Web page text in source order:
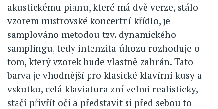
akustickému pianu, které má dvě verze, stálo
vzorem mistrovské koncertní křídlo, je
samplováno metodou tzv. dynamického
samplingu, tedy intenzita úhozu rozhoduje o
tom, který vzorek bude vlastně zahrán. Tato
barva je vhodnější pro klasické klavírní kusy a
vskutku, celá klaviatura zní velmi realisticky,
stačí přivřít oči a představit si před sebou to